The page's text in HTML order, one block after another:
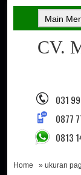
CV.
031
0877
0813
Home » ukuran